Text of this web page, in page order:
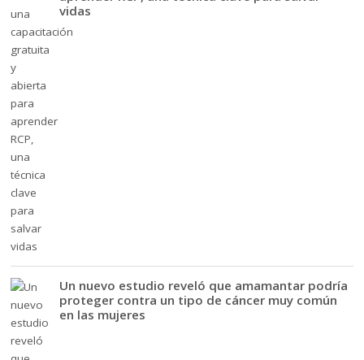
vidas
Un nuevo estudio reveló que amamantar podría
proteger contra un tipo de cáncer muy común
en las mujeres